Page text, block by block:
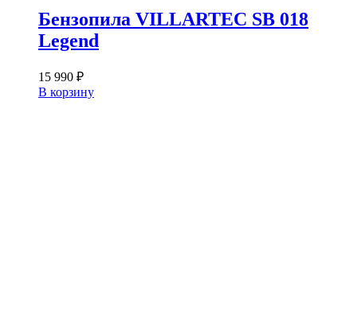
Бензопила VILLARTEC SB 018
Legend
15 990 ₽
В корзину